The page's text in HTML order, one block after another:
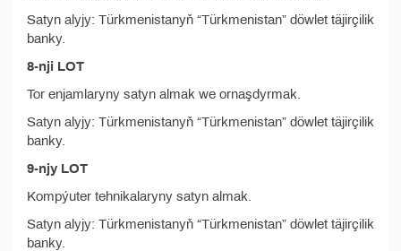
Satyn alyjy: Türkmenistanyň “Türkmenistan” döwlet täjirçilik
banky.
8-nji LOT
Tor enjamlaryny satyn almak we ornaşdyrmak.
Satyn alyjy: Türkmenistanyň “Türkmenistan” döwlet täjirçilik
banky.
9-njy LOT
Kompýuter tehnikalaryny satyn almak.
Satyn alyjy: Türkmenistanyň “Türkmenistan” döwlet täjirçilik
banky.